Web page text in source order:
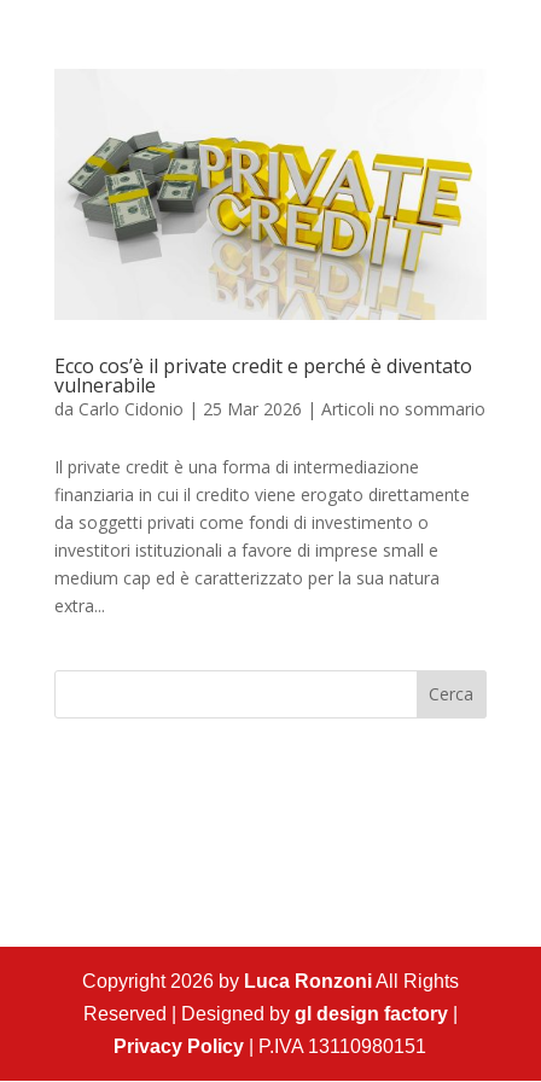
Ecco cos’è il private credit e perché è diventato
vulnerabile
da Carlo Cidonio | 25 Mar 2026 | Articoli no sommario
Il private credit è una forma di intermediazione
finanziaria in cui il credito viene erogato direttamente
da soggetti privati come fondi di investimento o
investitori istituzionali a favore di imprese small e
medium cap ed è caratterizzato per la sua natura
extra...
Cerca
Copyright 2026 by Luca RonzoniAll Rights
Reserved | Designed by gl design factory|
Privacy Policy | P.IVA 13110980151